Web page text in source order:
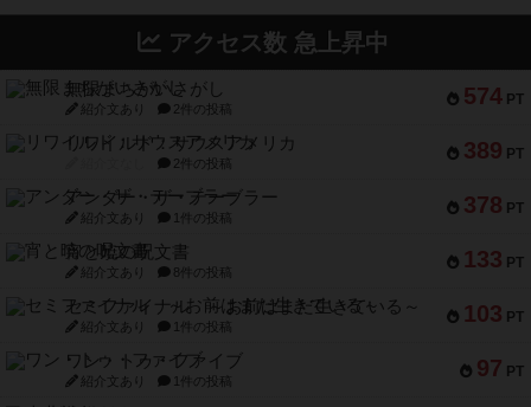
アクセス数 急上昇中
574 PT
無限まちがいさがし
紹介文あり 2件の投稿
389 PT
リワイルド：サウスアメリカ
2件の投稿
378 PT
アンダー・ザ・テーブラー
紹介文あり 1件の投稿
133 PT
宵と暁の呪文書
紹介文あり 8件の投稿
103 PT
セミファイナル ～お前はまだ生きている～
紹介文あり 1件の投稿
97 PT
ワン・トゥ・ファイブ
紹介文あり 1件の投稿